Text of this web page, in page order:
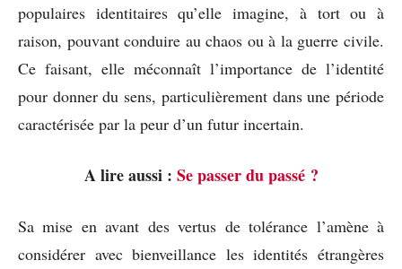
populaires identitaires qu’elle imagine, à tort ou à
raison, pouvant conduire au chaos ou à la guerre civile.
Ce faisant, elle méconnaît l’importance de l’identité
pour donner du sens, particulièrement dans une période
caractérisée par la peur d’un futur incertain.
A lire aussi : Se passer du passé ?
Sa mise en avant des vertus de tolérance l’amène à
considérer avec bienveillance les identités étrangères